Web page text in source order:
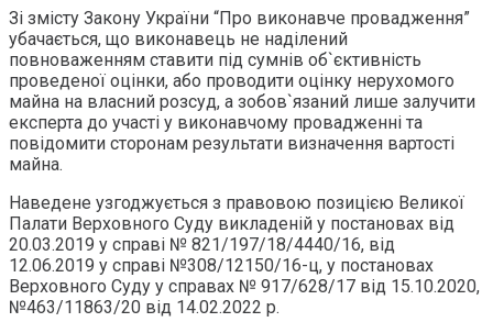
Зі змісту Закону України “Про виконавче провадження”
убачається, що виконавець не наділений
повноваженням ставити під сумнів об`єктивність
проведеної оцінки, або проводити оцінку нерухомого
майна на власний розсуд, а зобов`язаний лише залучити
експерта до участі у виконавчому провадженні та
повідомити сторонам результати визначення вартості
майна.
Наведене узгоджується з правовою позицією Великої
Палати Верховного Суду викладеній у постановах від
20.03.2019 у справі № 821/197/18/4440/16, від
12.06.2019 у справі №308/12150/16-ц, у постановах
Верховного Cуду у справах № 917/628/17 від 15.10.2020,
№463/11863/20 від 14.02.2022 р.